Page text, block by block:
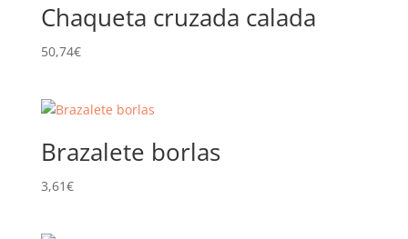
Chaqueta cruzada calada
50,74€
Brazalete borlas
3,61€